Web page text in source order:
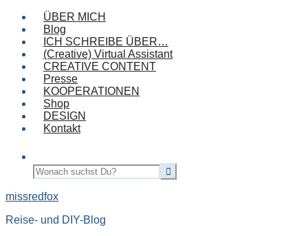
ÜBER MICH
Blog
ICH SCHREIBE ÜBER…
(Creative) Virtual Assistant
CREATIVE CONTENT
Presse
KOOPERATIONEN
Shop
DESIGN
Kontakt
missredfox
Reise- und DIY-Blog